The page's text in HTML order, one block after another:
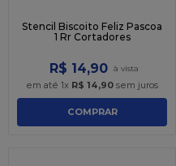
Stencil Biscoito Feliz Pascoa
1 Rr Cortadores
R$ 14,90
em até 1x R$ 14,90 sem juros
COMPRAR